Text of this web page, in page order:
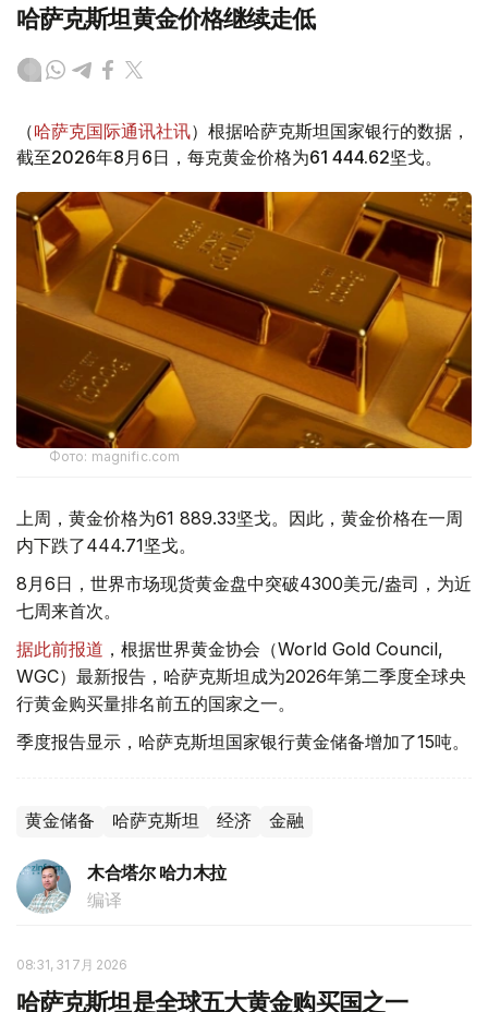
哈萨克斯坦黄金价格继续走低
（哈萨克国际通讯社讯）根据哈萨克斯坦国家银行的数据，
截至2026年8月6日，每克黄金价格为61 444.62坚戈。
Фото: magnific.com
上周，黄金价格为61 889.33坚戈。因此，黄金价格在一周
内下跌了444.71坚戈。
8月6日，世界市场现货黄金盘中突破4300美元/盎司，为近
七周来首次。
据此前报道 ，根据世界黄金协会（World Gold Council,
WGC）最新报告，哈萨克斯坦成为2026年第二季度全球央
行黄金购买量排名前五的国家之一。
季度报告显示，哈萨克斯坦国家银行黄金储备增加了15吨。
黄金储备 哈萨克斯坦 经济 金融
木合塔尔 哈力木拉
编译
08:31, 31 7月 2026
哈萨克斯坦是全球五大黄金购买国之一